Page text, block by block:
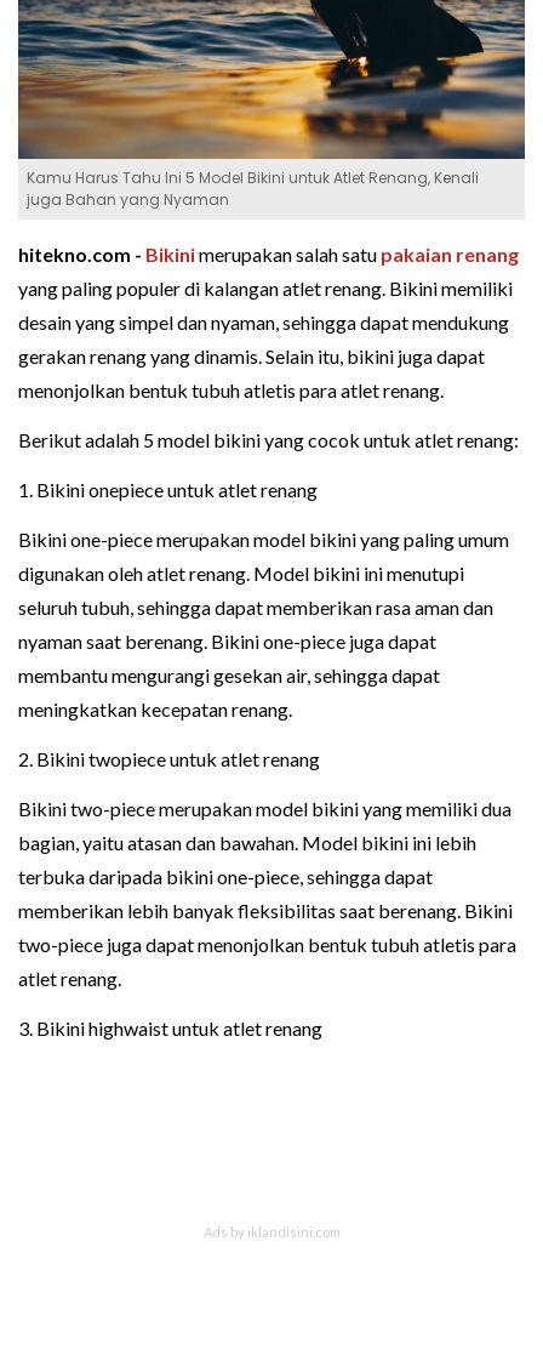
Kamu Harus Tahu Ini 5 Model Bikini untuk Atlet Renang, Kenali
juga Bahan yang Nyaman
hitekno.com - Bikinimerupakan salah satu pakaian renang
yang paling populer di kalangan atlet renang. Bikini memiliki
desain yang simpel dan nyaman, sehingga dapat mendukung
gerakan renang yang dinamis. Selain itu, bikini juga dapat
menonjolkan bentuk tubuh atletis para atlet renang.
Berikut adalah 5 model bikini yang cocok untuk atlet renang:
1. Bikini onepiece untuk atlet renang
Bikini one-piece merupakan model bikini yang paling umum
digunakan oleh atlet renang. Model bikini ini menutupi
seluruh tubuh, sehingga dapat memberikan rasa aman dan
nyaman saat berenang. Bikini one-piece juga dapat
membantu mengurangi gesekan air, sehingga dapat
meningkatkan kecepatan renang.
2. Bikini twopiece untuk atlet renang
Bikini two-piece merupakan model bikini yang memiliki dua
bagian, yaitu atasan dan bawahan. Model bikini ini lebih
terbuka daripada bikini one-piece, sehingga dapat
memberikan lebih banyak fleksibilitas saat berenang. Bikini
two-piece juga dapat menonjolkan bentuk tubuh atletis para
atlet renang.
3. Bikini highwaist untuk atlet renang